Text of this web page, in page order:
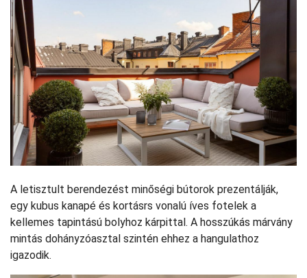
A letisztult berendezést minőségi bútorok prezentálják,
egy kubus kanapé és kortásrs vonalú íves fotelek a
kellemes tapintású bolyhoz kárpittal. A hosszúkás márvány
mintás dohányzóasztal szintén ehhez a hangulathoz
igazodik.